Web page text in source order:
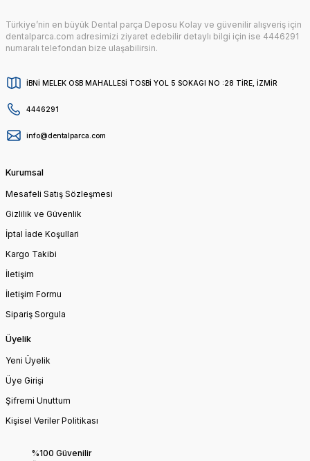
Türkiye’nin en büyük Dental parça Deposu Kolay ve güvenilir alışveriş için
dentalparca.com adresimizi ziyaret edebilir detaylı bilgi için ise 4446291
numaralı telefondan bize ulaşabilirsin.
İBNİ MELEK OSB MAHALLESİ TOSBİ YOL 5 SOKAGI NO :28 TİRE, İZMİR
4446291
info@dentalparca.com
Kurumsal
Mesafeli Satış Sözleşmesi
Gizlilik ve Güvenlik
İptal İade Koşullari
Kargo Takibi
İletişim
İletişim Formu
Sipariş Sorgula
Üyelik
Yeni Üyelik
Üye Girişi
Şifremi Unuttum
Kişisel Veriler Politikası
%100 Güvenilir